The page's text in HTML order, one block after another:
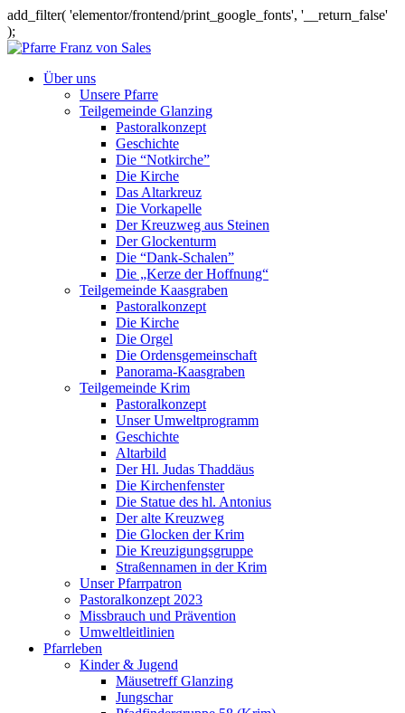
add_filter( 'elementor/frontend/print_google_fonts', '__return_false'
);
Über uns
Unsere Pfarre
Teilgemeinde Glanzing
Pastoralkonzept
Geschichte
Die “Notkirche”
Die Kirche
Das Altarkreuz
Die Vorkapelle
Der Kreuzweg aus Steinen
Der Glockenturm
Die “Dank-Schalen”
Die „Kerze der Hoffnung“
Teilgemeinde Kaasgraben
Pastoralkonzept
Die Kirche
Die Orgel
Die Ordensgemeinschaft
Panorama-Kaasgraben
Teilgemeinde Krim
Pastoralkonzept
Unser Umweltprogramm
Geschichte
Altarbild
Der Hl. Judas Thaddäus
Die Kirchenfenster
Die Statue des hl. Antonius
Der alte Kreuzweg
Die Glocken der Krim
Die Kreuzigungsgruppe
Straßennamen in der Krim
Unser Pfarrpatron
Pastoralkonzept 2023
Missbrauch und Prävention
Umweltleitlinien
Pfarrleben
Kinder & Jugend
Mäusetreff Glanzing
Jungschar